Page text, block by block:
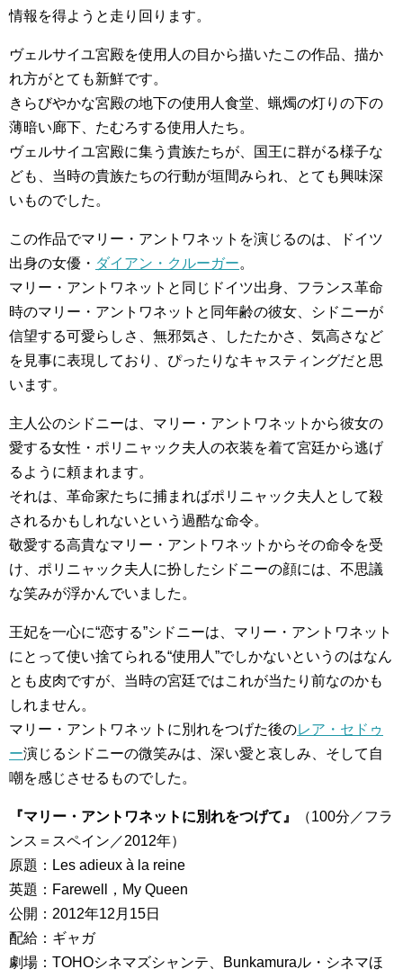
情報を得ようと走り回ります。
ヴェルサイユ宮殿を使用人の目から描いたこの作品、描か
れ方がとても新鮮です。
きらびやかな宮殿の地下の使用人食堂、蝋燭の灯りの下の
薄暗い廊下、たむろする使用人たち。
ヴェルサイユ宮殿に集う貴族たちが、国王に群がる様子な
ども、当時の貴族たちの行動が垣間みられ、とても興味深
いものでした。
この作品でマリー・アントワネットを演じるのは、ドイツ
出身の女優・ ダイアン・クルーガー。
マリー・アントワネットと同じドイツ出身、フランス革命
時のマリー・アントワネットと同年齢の彼女、シドニーが
信望する可愛らしさ、無邪気さ、したたかさ、気高さなど
を見事に表現しており、ぴったりなキャスティングだと思
います。
主人公のシドニーは、マリー・アントワネットから彼女の
愛する女性・ポリニャック夫人の衣装を着て宮廷から逃げ
るように頼まれます。
それは、革命家たちに捕まればポリニャック夫人として殺
されるかもしれないという過酷な命令。
敬愛する高貴なマリー・アントワネットからその命令を受
け、ポリニャック夫人に扮したシドニーの顔には、不思議
な笑みが浮かんでいました。
王妃を一心に“恋する”シドニーは、マリー・アントワネット
にとって使い捨てられる“使用人”でしかないというのはなん
とも皮肉ですが、当時の宮廷ではこれが当たり前なのかも
しれません。
マリー・アントワネットに別れをつげた後のレア・セドゥ
ー演じるシドニーの微笑みは、深い愛と哀しみ、そして自
嘲を感じさせるものでした。
『マリー・アントワネットに別れをつげて』
（100分／フラ
ンス＝スペイン／2012年）
原題：Les adieux à la reine
英題：Farewell，My Queen
公開：2012年12月15日
配給：ギャガ
劇場：TOHOシネマズシャンテ、Bunkamuraル・シネマほ